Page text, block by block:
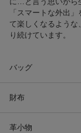
「スマートな外出
て楽しくなるよう
り続けています。
バッグ
財布
革小物